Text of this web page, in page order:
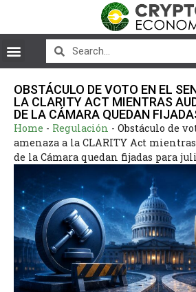
OBSTÁCULO DE VOTO EN EL
LA CLARITY ACT MIENTRAS
DE LA CÁMARA QUEDAN
Home - Regulación - Obstáculo de
amenaza a la CLARITY Act
de la Cámara quedan fijadas para